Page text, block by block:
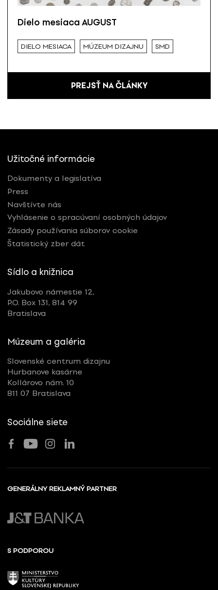
Dielo mesiaca AUGUST
DIELO MESIACA MÚZEUM DIZAJNU SMD
PREJSŤ NA ČLÁNKY
Užitočné informácie
Dokumenty a legislatíva
Press
Navštívte nás
Vyhlásenie o spracúvaní osobných údajov
Zásady používania súborov cookie
Štatistický zber dát
Sídlo a knižnica
Jakubovo námestie 12,
P.O. Box 131, 814 99
Bratislava
Múzeum a galéria
Slovenské centrum dizajnu
Hurbanove kasárne
Kollárovo nám. 10
811 07 Bratislava
Sociálne siete
GENERÁLNY REKLAMNÝ PARTNER
S PODPOROU